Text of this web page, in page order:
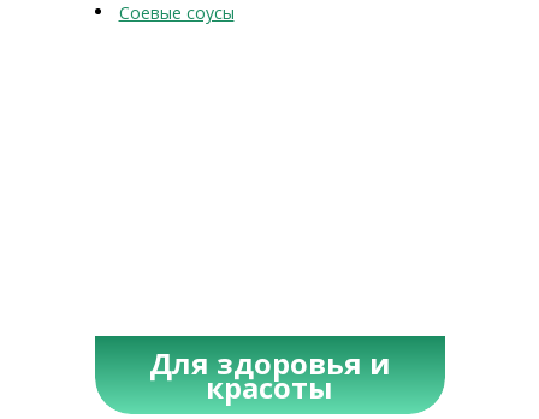
Соевые соусы
Для здоровья и
красоты